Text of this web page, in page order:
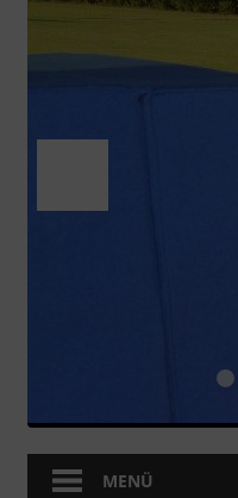
MENÜ